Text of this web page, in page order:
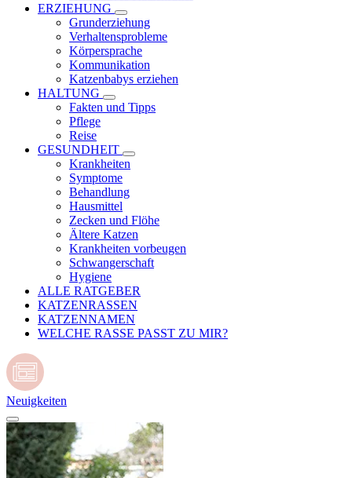
ERZIEHUNG
Grunderziehung
Verhaltensprobleme
Körpersprache
Kommunikation
Katzenbabys erziehen
HALTUNG
Fakten und Tipps
Pflege
Reise
GESUNDHEIT
Krankheiten
Symptome
Behandlung
Hausmittel
Zecken und Flöhe
Ältere Katzen
Krankheiten vorbeugen
Schwangerschaft
Hygiene
ALLE RATGEBER
KATZENRASSEN
KATZENNAMEN
WELCHE RASSE PASST ZU MIR?
Neuigkeiten